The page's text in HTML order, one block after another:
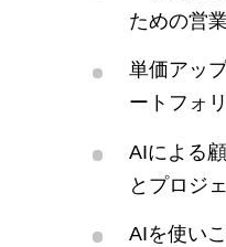
ための営
単価アッ
ートフォ
AIによる
とプロジ
AIを使い